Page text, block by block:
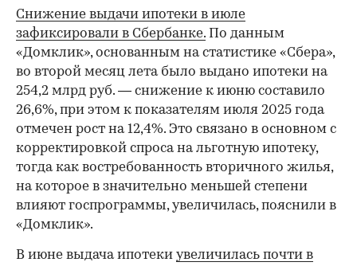
Снижение выдачи ипотеки в июле
зафиксировали в Сбербанке. По данным
«Домклик», основанным на статистике «Сбера»,
во второй месяц лета было выдано ипотеки на
254,2 млрд руб. — снижение к июню составило
26,6%, при этом к показателям июля 2025 года
отмечен рост на 12,4%. Это связано в основном с
корректировкой спроса на льготную ипотеку,
тогда как востребованность вторичного жилья,
на которое в значительно меньшей степени
влияют госпрограммы, увеличилась, пояснили в
«Домклик».
В июне выдача ипотеки увеличилась почти в